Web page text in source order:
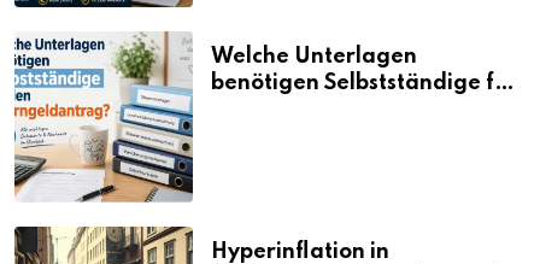
Welche Unterlagen
benötigen Selbstständige für
Hyperinflation in